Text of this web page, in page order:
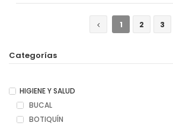
1
2 3
Categorías
HIGIENE Y SALUD
BUCAL
BOTIQUÍN